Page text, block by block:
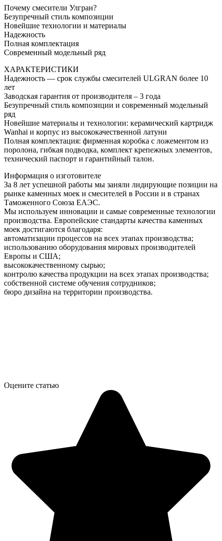
Почему смесители Улгран?
Безупречный стиль композиции
Новейшие технологии и материалы
Надежность
Полная комплектация
Современный модельный ряд
ХАРАКТЕРИСТИКИ
Надежность — срок службы смесителей ULGRAN более 10
лет
Заводская гарантия от производителя – 3 года
Безупречный стиль композиции и современный модельный
ряд
Новейшие материалы и технологии: керамический картридж
Wanhai и корпус из высококачественной латуни
Полная комплектация: фирменная коробка с ложементом из
поролона, гибкая подводка, комплект крепежных элементов,
технический паспорт и гарантийный талон.
Информация о изготовителе
За 8 лет успешной работы мы заняли лидирующие позиции на
рынке каменных моек и смесителей в России и в странах
Таможенного Союза ЕАЭС.
Мы используем инновации и самые современные технологии
производства. Европейские стандарты качества каменных
моек достигаются благодаря:
автоматизации процессов на всех этапах производства;
использованию оборудования мировых производителей
Европы и США;
высококачественному сырью;
контролю качества продукции на всех этапах производства;
собственной системе обучения сотрудников;
бюро дизайна на территории производства.
Оцените статью